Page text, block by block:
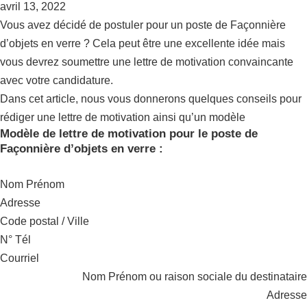
avril 13, 2022
Vous avez décidé de postuler pour un poste de Façonnière
d’objets en verre ? Cela peut être une excellente idée mais
vous devrez soumettre une lettre de motivation convaincante
avec votre candidature.
Dans cet article, nous vous donnerons quelques conseils pour
rédiger une lettre de motivation ainsi qu’un modèle
Modèle de lettre de motivation pour le poste de
Façonnière d’objets en verre :
Nom Prénom
Adresse
Code postal / Ville
N° Tél
Courriel
Nom Prénom ou raison sociale du destinataire
Adresse